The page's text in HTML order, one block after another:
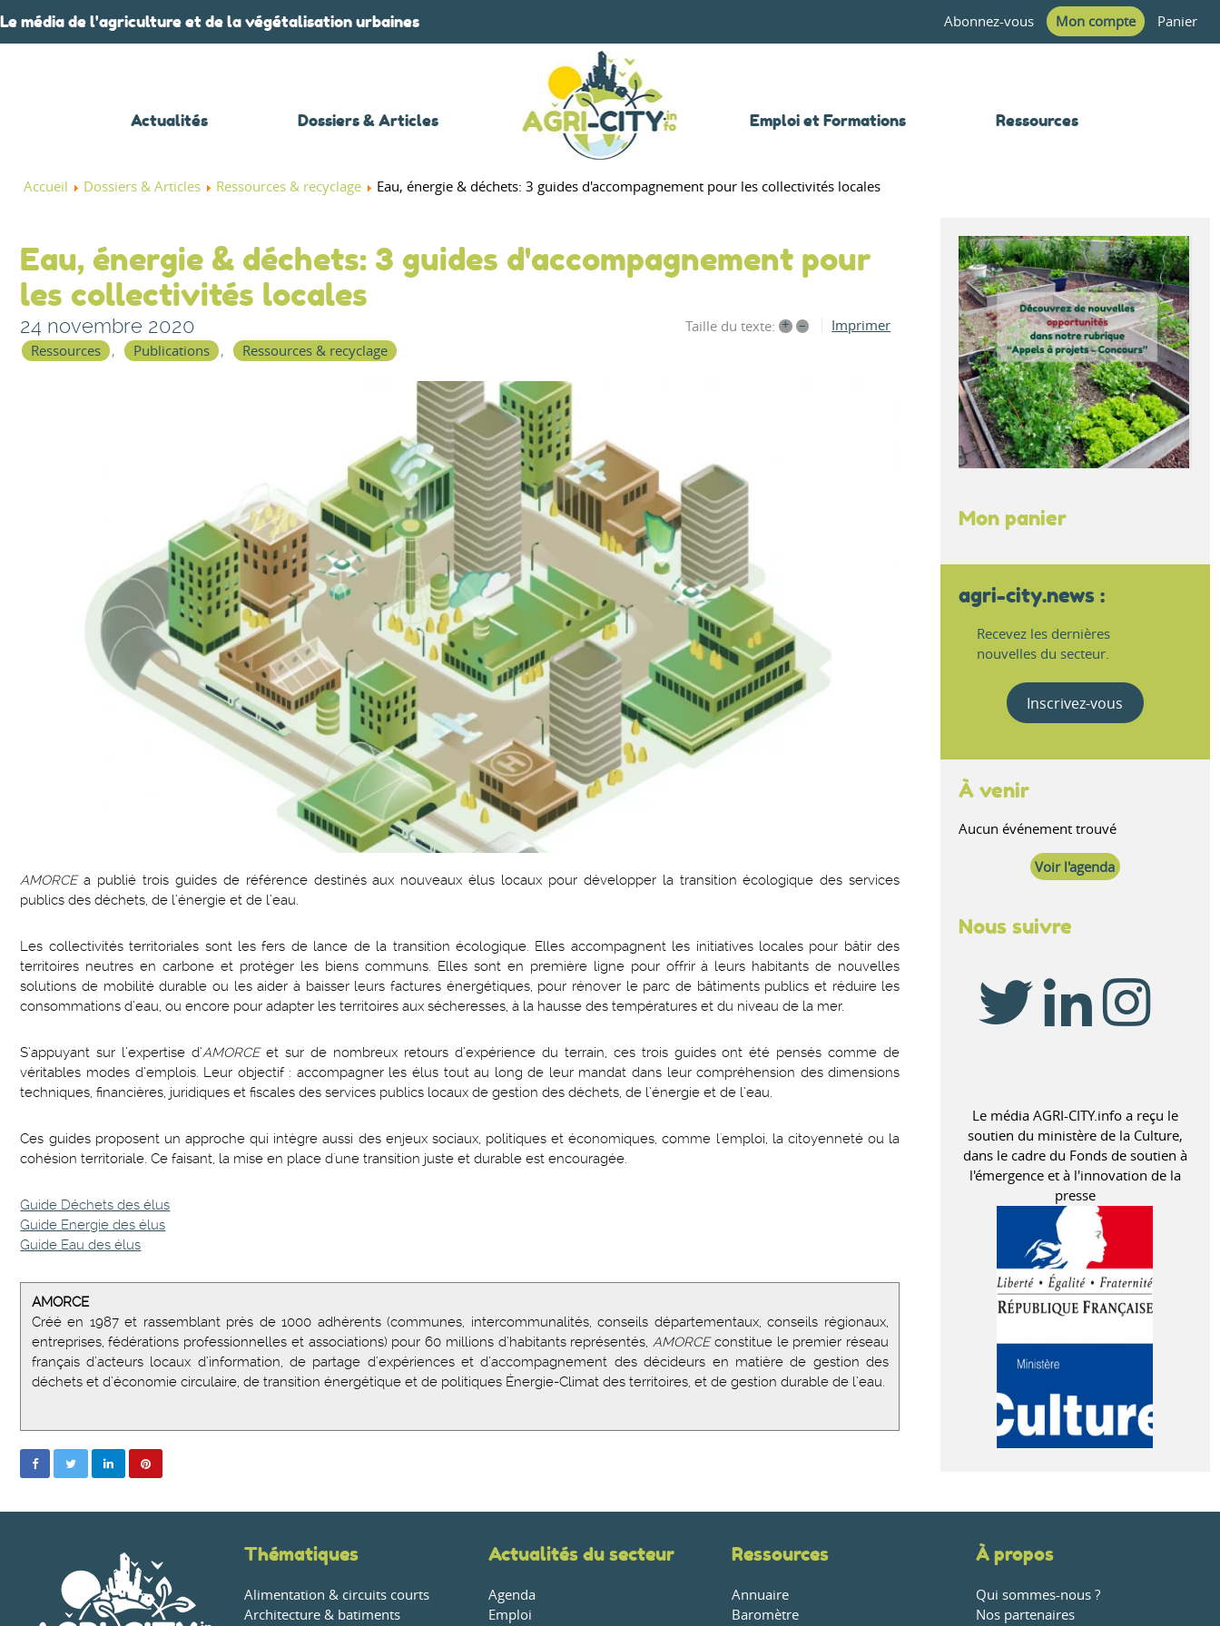
Le média de l'agriculture et de la végétalisation urbaines Abonnez-vous Mon compte Panier
Actualités Dossiers & Articles Emploi et Formations Ressources
Accueil Dossiers & Articles Ressources & recyclage Eau, énergie & déchets: 3 guides d'accompagnement pour les collectivités locales
Eau, énergie & déchets: 3 guides d'accompagnement pour
les collectivités locales
24 novembre 2020 Taille du texte: + –
Imprimer
Ressources
Publications Ressources & recyclage
AMORCEa publié trois guides de référence destinés aux nouveaux élus locaux pour développer la transition écologique des services
publics des déchets, de l’énergie et de l’eau.
Les collectivités territoriales sont les fers de lance de la transition écologique. Elles accompagnent les initiatives locales pour bâtir des
territoires neutres en carbone et protéger les biens communs. Elles sont en première ligne pour offrir à leurs habitants de nouvelles
solutions de mobilité durable ou les aider à baisser leurs factures énergétiques, pour rénover le parc de bâtiments publics et réduire les
consommations d’eau, ou encore pour adapter les territoires aux sécheresses, à la hausse des températures et du niveau de la mer.
S’appuyant sur l’expertise d’AMORCEet sur de nombreux retours d’expérience du terrain, ces trois guides ont été pensés comme de
véritables modes d’emplois. Leur objectif : accompagner les élus tout au long de leur mandat dans leur compréhension des dimensions
techniques, financières, juridiques et fiscales des services publics locaux de gestion des déchets, de l’énergie et de l’eau.
Ces guides proposent un approche qui intègre aussi des enjeux sociaux, politiques et économiques, comme l'emploi, la citoyenneté ou la
cohésion territoriale. Ce faisant, la mise en place d'une transition juste et durable est encouragée.
Guide Déchets des élus
Guide Energie des élus
Guide Eau des élus
AMORCE
Créé en 1987 et rassemblant près de 1000 adhérents (communes, intercommunalités, conseils départementaux, conseils régionaux,
entreprises, fédérations professionnelles et associations) pour 60 millions d’habitants représentés,AMORCEconstitue le premier réseau
français d’acteurs locaux d’information, de partage d’expériences et d’accompagnement des décideurs en matière de gestion des
déchets et d’économie circulaire, de transition énergétique et de politiques Énergie-Climat des territoires, et de gestion durable de l’eau.
Mon panier
agri-city.news :
Recevez les dernières
nouvelles du secteur.
Inscrivez-vous
À venir
Aucun événement trouvé
Voir l'agenda
Nous suivre
Le média AGRI-CITY.info a reçu le
soutien du ministère de la Culture,
dans le cadre du Fonds de soutien à
l'émergence et à l'innovation de la
presse
Thématiques
Alimentation & circuits courts
Architecture & batiments
Actualités du secteur
Agenda
Emploi
Ressources
Annuaire
Baromètre
À propos
Qui sommes-nous ?
Nos partenaires